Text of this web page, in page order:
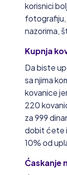
korisnici
fotografiju,
nazorima,
Kupnja
Da biste
sa njima
kovanice
220
za 999
dobit ćete
10% od
Ćaskanje